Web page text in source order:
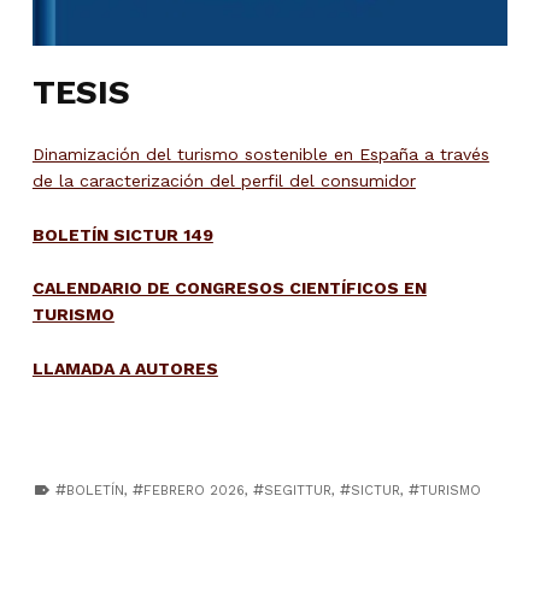
TESIS
Dinamización del turismo sostenible en España a través
de la caracterización del perfil del consumidor
BOLETÍN SICTUR 149
CALENDARIO DE CONGRESOS CIENTÍFICOS EN
TURISMO
LLAMADA A AUTORES
BOLETÍN, FEBRERO 2026, SEGITTUR, SICTUR, TURISMO